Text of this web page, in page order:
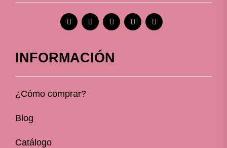
INFORMACIÓN
¿Cómo comprar?
Blog
Catálogo